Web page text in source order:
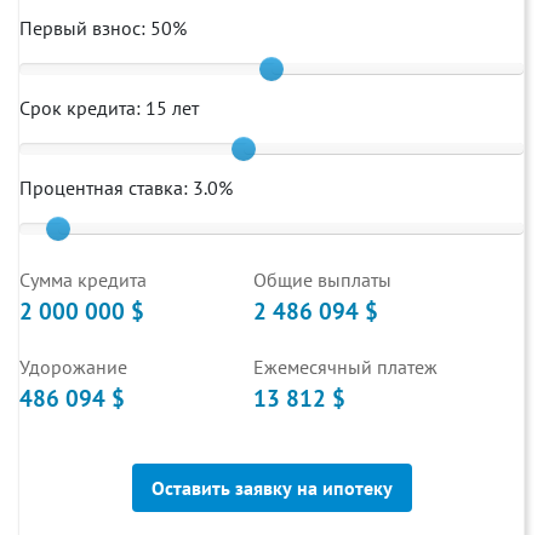
Первый взнос: 50%
Срок кредита: 15 лет
Процентная ставка: 3.0%
Cумма кредита
2 000 000 $
Общие выплаты
2 486 094 $
Удорожание
486 094 $
Ежемесячный платеж
13 812 $
Оставить заявку на ипотеку